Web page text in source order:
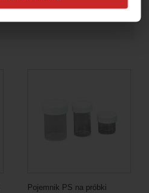
Pojemnik PS na próbki